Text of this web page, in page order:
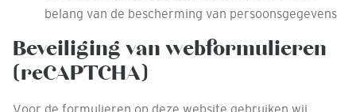
belang van de bescherming van persoonsgegevens
Beveiliging van webformulieren
(reCAPTCHA)
Voor de formulieren op deze website gebruiken wij